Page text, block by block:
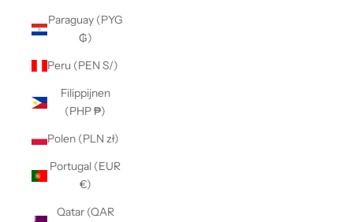
Paraguay (PYG
₲)
Peru (PEN S/)
Filippijnen
(PHP ₱)
Polen (PLN zł)
Portugal (EUR
€)
Qatar (QAR